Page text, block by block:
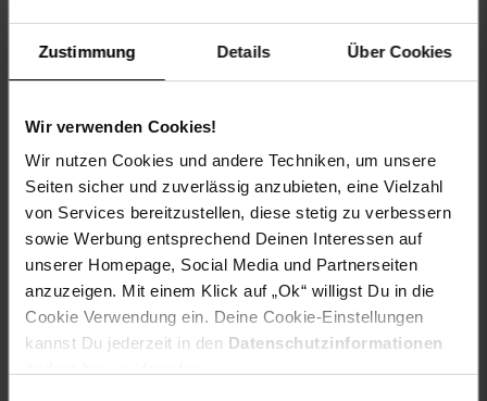
Zustimmung Details Über Cookies
Wir verwenden Cookies!
Wir nutzen Cookies und andere Techniken, um unsere
Seiten sicher und zuverlässig anzubieten, eine Vielzahl
von Services bereitzustellen, diese stetig zu verbessern
sowie Werbung entsprechend Deinen Interessen auf
unserer Homepage, Social Media und Partnerseiten
anzuzeigen. Mit einem Klick auf „Ok“ willigst Du in die
Cookie Verwendung ein. Deine Cookie-Einstellungen
kannst Du jederzeit in den Datenschutzinformationen
EAN: 4250515114570
Artikel gehört zur Kategorie:Herren Wäsche, Strümpfe &
Bewertungen
Versandinformationen
Herstellerinformationen